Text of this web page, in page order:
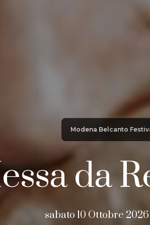
Modena Belcanto
da
sabato 10 Ottobre